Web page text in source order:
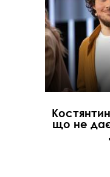
що не